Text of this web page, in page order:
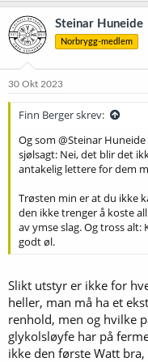
a
k
s
j
o
e
Steinar Huneide
Norbrygg-medlem
30 Okt 2023
Finn Berger skrev:
Og som @Steinar
sjølsagt: Nei, det blir det
antakelig lettere for dem
Trøsten min er at du ikke
den ikke trenger å koste
av ymse slag. Og tross
godt øl.
Slikt utstyr er ikke for
heller, man må ha et
renhold, men og hvilke
glykolsløyfe har på
ikke den første Watt